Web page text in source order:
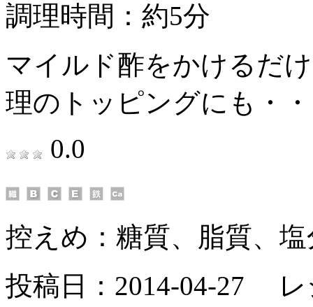
調理時間：約5分
マイルド酢をかけるだ
理のトッピングにも・
0.0
控えめ： 糖質、脂質、
投稿日：2014-04-27